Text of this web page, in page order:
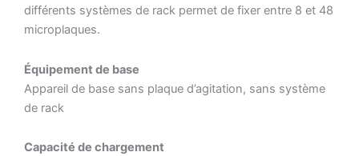
différents systèmes de rack permet de fixer entre 8 et 48
microplaques.
Équipement de base
Appareil de base sans plaque d’agitation, sans système
de rack
Capacité de chargement